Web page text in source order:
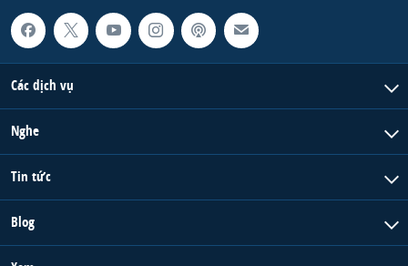
Các dịch vụ
Nghe
Tin tức
Blog